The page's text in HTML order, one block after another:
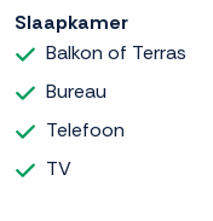
Slaapkamer
Balkon of Terras
Bureau
Telefoon
TV